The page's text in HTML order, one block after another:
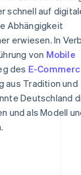
schnell auf
Abhängigkeit
erwiesen. In
von Mobile
des E-
aus Tradition und
Deutschland
und als Modell